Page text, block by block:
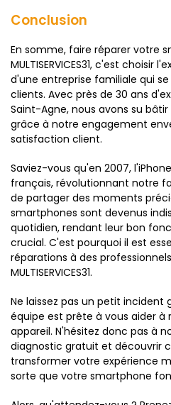
Conclusion
En somme, faire réparer votre
MULTISERVICES31, c'est choisir
d'une entreprise familiale qui
clients. Avec près de 30 ans
Saint-Agne, nous avons su
grâce à notre engagement
satisfaction client.
Saviez-vous qu'en 2007,
français, révolutionnant notre
de partager des moments
smartphones sont devenus
quotidien, rendant leur bon
crucial. C'est pourquoi il est
réparations à des
MULTISERVICES31.
Ne laissez pas un petit incident
équipe est prête à vous aider à
appareil. N'hésitez donc pas à
diagnostic gratuit et découvrir
transformer votre expérience
sorte que votre smartphone